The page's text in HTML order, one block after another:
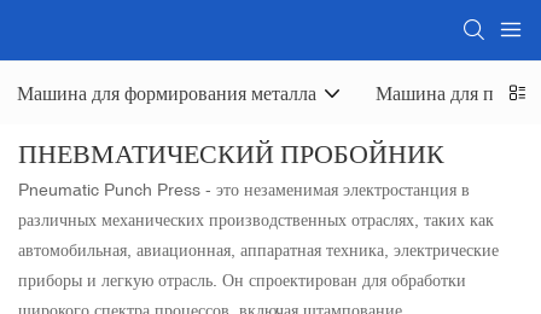
Машина для формирования металла Машина для
ПНЕВМАТИЧЕСКИЙ ПРОБОЙНИК
Pneumatic Punch Press - это незаменимая электростанция в
различных механических производственных отраслях, таких как
автомобильная, авиационная, аппаратная техника, электрические
приборы и легкую отрасль. Он спроектирован для обработки